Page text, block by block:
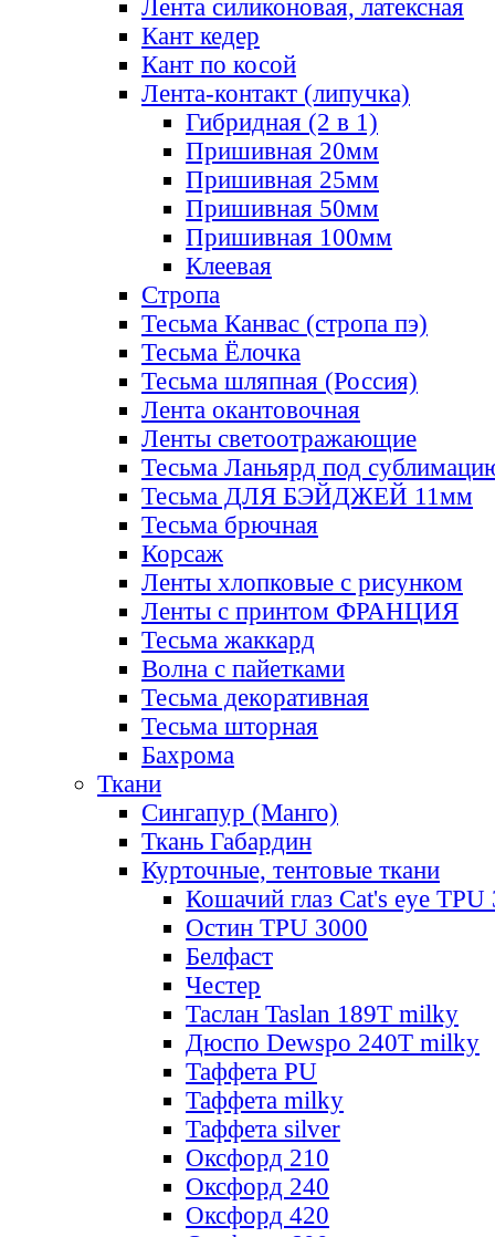
Лента силиконовая, латексная
Кант кедер
Кант по косой
Лента-контакт (липучка)
Гибридная (2 в 1)
Пришивная 20мм
Пришивная 25мм
Пришивная 50мм
Пришивная 100мм
Клеевая
Стропа
Тесьма Канвас (стропа пэ)
Тесьма Ёлочка
Тесьма шляпная (Россия)
Лента окантовочная
Ленты светоотражающие
Тесьма Ланьярд под
Тесьма ДЛЯ БЭЙДЖЕЙ 11мм
Тесьма брючная
Корсаж
Ленты хлопковые с рисунком
Ленты с принтом ФРАНЦИЯ
Тесьма жаккард
Волна с пайетками
Тесьма декоративная
Тесьма шторная
Бахрома
Ткани
Сингапур (Манго)
Ткань Габардин
Курточные, тентовые ткани
Кошачий глаз Cat's eye TPU
Остин TPU 3000
Белфаст
Честер
Таслан Taslan 189T milky
Дюспо Dewspo 240T milky
Таффета PU
Таффета milky
Таффета silver
Оксфорд 210
Оксфорд 240
Оксфорд 420